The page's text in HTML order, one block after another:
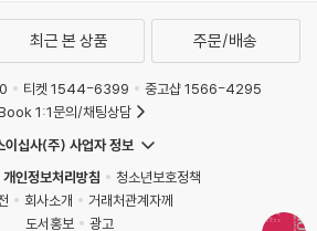
최근 본 상품 주문/배송
티켓 1544-6399
중고샵 1566-4295
1:1문의/채팅상담
이십사(주) 사업자 정보
개인정보처리방침
청소년보호정책
회사소개
거래처관계자께
도서홍보
광고